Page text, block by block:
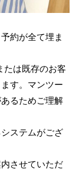
約が全て埋ま
たは既存のお客
す。マンツー
るためご理解
ステムがござ
させていただ